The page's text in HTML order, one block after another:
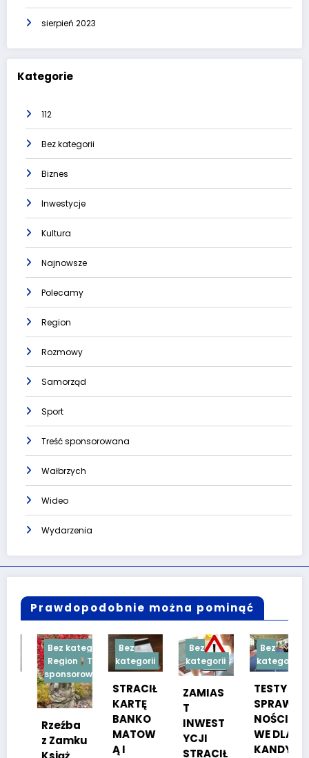
sierpień 2023
Kategorie
112
Bez kategorii
Biznes
Inwestycje
Kultura
Najnowsze
Polecamy
Region
Rozmowy
Samorząd
Sport
Treść sponsorowana
Wałbrzych
Wideo
Wydarzenia
Prawdopodobnie można pominąć
Bez kategorii
Region
Treść
sponsorowana
Rzeźba
z Zamku
kategorii
STRACIŁ
KARTĘ
BANKO
MATOW
Bez
kategorii
ZAMIAS
INWEST
YCJI
STRACIŁ
Bez
kategorii
TESTY
SPRAW
NOŚCIO
WE DLA
KANDYD